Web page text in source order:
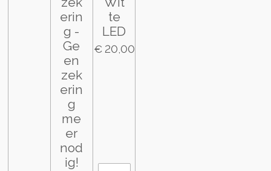
erin
g -
Ge
en
zek
erin
g
me
er
nod
ig!
te
LED
€ 20,00